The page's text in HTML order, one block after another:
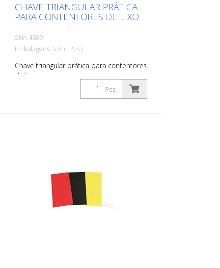
CHAVE TRIANGULAR PRÁTICA
PARA CONTENTORES DE LIXO
SHA-4039
Embalagens: Stk. (1Pcs.)
Chave triangular prática para contentores
de lixo
Pcs.